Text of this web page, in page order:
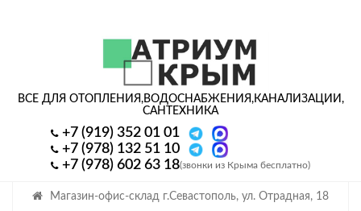
Магазин-офис-склад г.Севастополь, ул. Отрадная, 18
ВСЕ ДЛЯ ОТОПЛЕНИЯ,ВОДОСНАБЖЕНИЯ,КАНАЛИЗАЦИИ,
САНТЕХНИКА
+7 (919) 352 01 01
+7 (978) 132 51 10
+7 (978) 602 63 18(звонки из Крыма бесплатно)